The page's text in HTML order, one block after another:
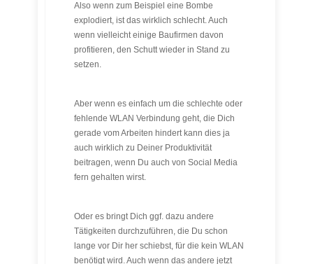
Also wenn zum Beispiel eine Bombe
explodiert, ist das wirklich schlecht. Auch
wenn vielleicht einige Baufirmen davon
profitieren, den Schutt wieder in Stand zu
setzen.
Aber wenn es einfach um die schlechte oder
fehlende WLAN Verbindung geht, die Dich
gerade vom Arbeiten hindert kann dies ja
auch wirklich zu Deiner Produktivität
beitragen, wenn Du auch von Social Media
fern gehalten wirst.
Oder es bringt Dich ggf. dazu andere
Tätigkeiten durchzuführen, die Du schon
lange vor Dir her schiebst, für die kein WLAN
benötigt wird. Auch wenn das andere jetzt